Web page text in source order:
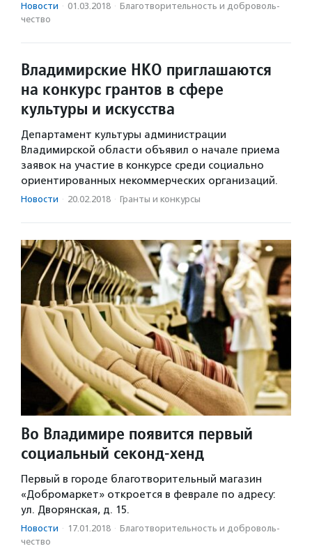
Новости · 01.03.2018 · Благотвори­тель­ность и доброволь­
чест­во
Владимирские НКО приглашаются
на конкурс грантов в сфере
культуры и искусства
Департамент культуры администрации
Владимирской области объявил о начале приема
заявок на участие в конкурсе среди социально
ориентированных некоммерческих организаций.
Новости · 20.02.2018 · Гранты и конкурсы
Во Владимире появится первый
социальный секонд-хенд
Первый в городе благотворительный магазин
«Добромаркет» откроется в феврале по адресу:
ул. Дворянская, д. 15.
Новости · 17.01.2018 · Благотвори­тель­ность и доброволь­
чест­во